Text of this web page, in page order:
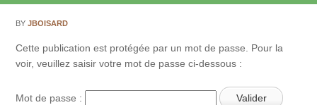
BYJBOISARD
Cette publication est protégée par un mot de passe. Pour la
voir, veuillez saisir votre mot de passe ci-dessous :
Mot de passe :